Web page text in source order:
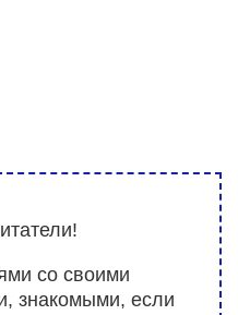
со своими
знакомыми, если